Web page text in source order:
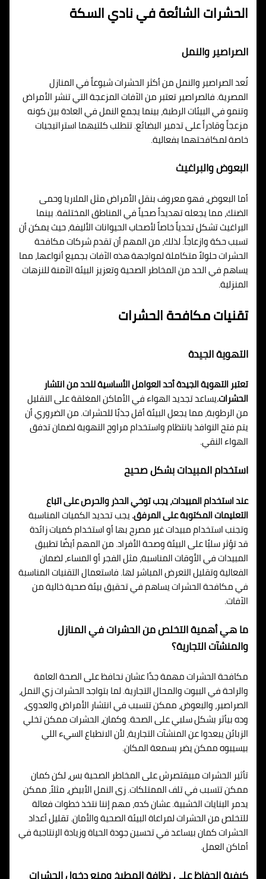
الحشرات الشائعة في نادي السكة
الصراصير والنمل
تُعد الصراصير والنمل من أكثر الحشرات شيوعاً في المنازل
المصرية. فالصراصير تعتبر من الآفات المزعجة التي تنشر الأمراض
وتنمو في البيئات الرطبة، بينما يجمع النمل في العادة بين كونه
مزعجاً وقادراً على تدمير البضائع. تتطلب كلتيهما استراتيجيات
خاصة لمكافحتهما بفعالية.
البعوض والبراغيث
أما البعوض، فهو معروف بنقل الأمراض مثل الملاريا وحمى
الضنك، مما يجعله تهديداً صحياً في المناطق المختلفة. بينما
البراغيث تشكل تحدياً خاصاً لأصحاب الحيوانات الأليفة، حيث يمكن أن
تسبب حكة وازعاجاً. لذلك، من المهم أن تقدم شركات مكافحة
الحشرات حلولاً متكاملة لمواجهة هذه الآفات بجميع أنواعها، مما
يساهم في الحد من المخاطر الصحية وتعزيز البيئة الآمنة للنزهات
المنزلية.
تقنيات مكافحة الحشرات
التهوية الجيدة
تعتبر التهوية الجيدة أحد العوامل الأساسية للحد من انتشار
الحشرات.يساعد تجديد الهواء في الأماكن المغلقة على التقليل
من الرطوبة، مما يجعل البيئة أقل جذبًا للحشرات. من الضروري أن
يتم فتح النوافذ بانتظام واستخدام مراوح التهوية لضمان تدفق
الهواء النقي.
استخدام المبيدات بشكل صحيح
عند استخدام المبيدات، يجب توخي الحذر والحرص على اتباع
التعليمات المكتوبة على المرفق.يجب تحديد الكميات المناسبة
وتجنب استخدام مبيدات غير مصرح بها أو استخدام كميات زائدة
قد تؤثر سلبًا على البيئة وصحة الأفراد. من المهم أيضًا تطبيق
المبيدات في الأوقات المناسبة، مثل الفجر أو المساء، لضمان
الفعالية وتقليل التعرض المباشر لها. فاستعمال التقنيات المناسبة
في مكافحة الحشرات يساهم في تحقيق بيئة صحية خالية من
الآفات.
ما هي أهمية التخلص من الحشرات في المنازل
والمنشآت التجارية؟
مكافحة الحشرات مهمة جدًا عشان نحافظ على الصحة العامة
والراحة في البيوت والمحال التجارية. لما بتواجد الحشرات زي النمل،
الصراصير، والبعوض، ممكن تتسبب في انتشار الأمراض والعدوى،
وده بيأثر بشكل سلبي على الصحة. وكمان، الحشرات ممكن تخلي
الزبائن يبعدوا عن المنشآت التجارية، لأن الانطباع السيء اللي
بيسيبوه ممكن يضر بسمعة المكان.
تأثير الحشرات مبيقتصرش على المخاطر الصحية بس، لكن كمان
ممكن تتسبب في تلف الممتلكات. زى النمل الأبيض، مثلاً، ممكن
يدمر البنايات الخشبية. عشان كده، مهم إننا نتخذ خطوات فعالة
للتخلص من الحشرات لمراعاة البيئة الصحية والأمان. تقليل أعداد
الحشرات كمان بيساعد في تحسين جودة الحياة وزيادة الإنتاجية في
أماكن العمل.